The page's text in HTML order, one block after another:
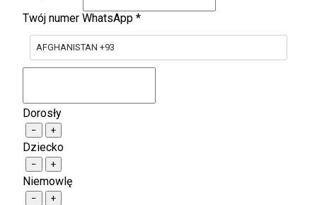
Twój numer WhatsApp *
AFGHANISTAN +93
Dorosły
− +
Dziecko
− +
Niemowlę
− +